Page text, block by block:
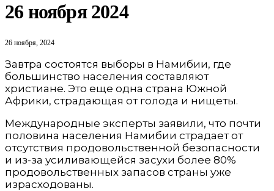
26 ноября 2024
26 ноября, 2024
Завтра состоятся выборы в Намибии, где
большинство населения составляют
христиане. Это еще одна страна Южной
Африки, страдающая от голода и нищеты.
Международные эксперты заявили, что почти
половина населения Намибии страдает от
отсутствия продовольственной безопасности
и из-за усиливающейся засухи более 80%
продовольственных запасов страны уже
израсходованы.